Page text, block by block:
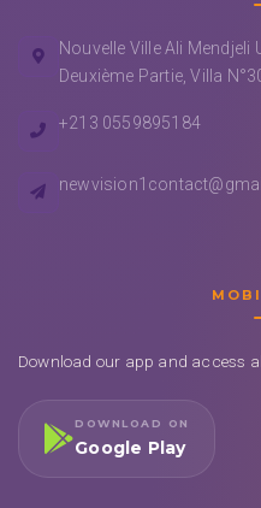
Nouvelle Ville Ali Mendjeli
Deuxième Partie, Villa
+213 0559895184
Download our app and access
DOWNLOAD ON
Google Play